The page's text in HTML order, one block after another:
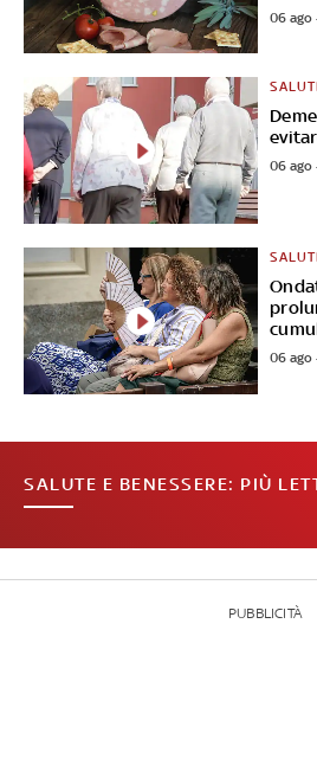
06 ago
06 ago
06 ago
SALUTE E BENESSERE: PIÙ
PUBBLICITÀ